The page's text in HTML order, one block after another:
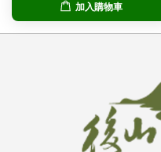
加入購物車